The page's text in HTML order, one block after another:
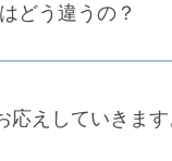
どう違うの？
応えしていきます